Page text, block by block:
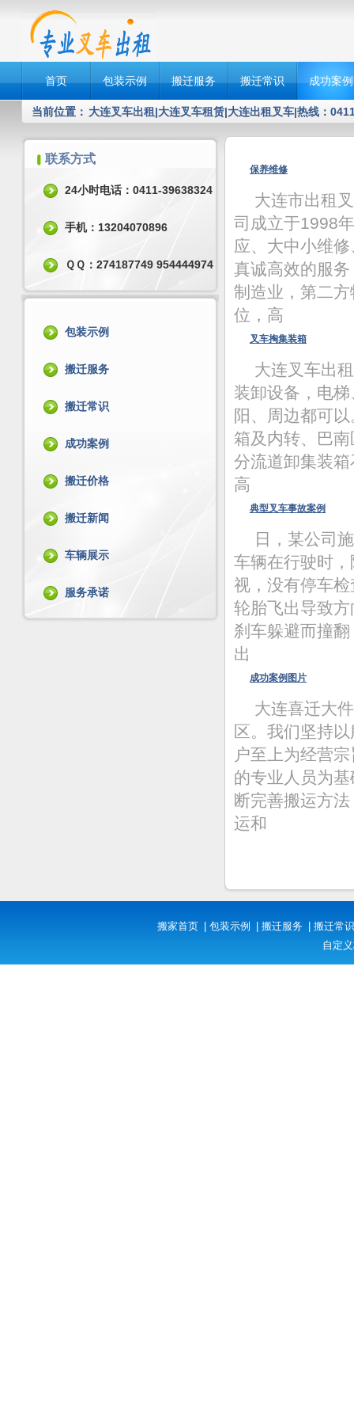
首页 包装示例 搬迁服务 搬迁常识 成功案例
当前位置： 大连叉车出租|大连叉车租赁|大连出租叉车|热线：
保养维修
大连市出租
司成立于1998
应、大中小维
真诚高效的服
制造业，第二
位，高
叉车掏集装箱
大连叉车出
装卸设备，电
阳、周边都可
箱及内转、巴
分流道卸集装
高
典型叉车事故案例
日，某公司
车辆在行驶时
视，没有停车
轮胎飞出导致
刹车躲避而撞
出
成功案例图片
大连喜迁大
区。我们坚持
户至上为经营
的专业人员为
断完善搬运方
运和
联系方式
24小时电话：0411-39638324
手机：13204070896
ＱＱ：274187749 954444974
包装示例
搬迁服务
搬迁常识
成功案例
搬迁价格
搬迁新闻
车辆展示
服务承诺
搬家首页 包装示例 搬迁服务
搬迁常识
自定